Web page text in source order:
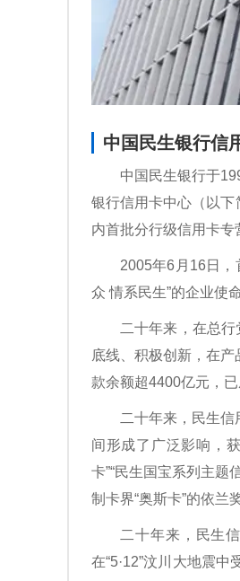
中国民生银行信
中国民生银行于
银行信用卡中心（以下
内首批分行级信用卡专
2005年6月16日
众 情系民生”的企业使
二十年来，在总
底线、积极创新，在
款余额超4400亿元，
二十年来，民生
间形成了广泛影响，
卡”“民生国宝系列主
制卡界“奥斯卡”的依兰
二十年来，民生
在“5·12”汶川大地震